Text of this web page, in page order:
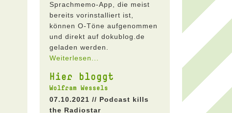
Sprachmemo-App, die meist
bereits vorinstalliert ist,
können O-Töne aufgenommen
und direkt auf dokublog.de
geladen werden.
Weiterlesen...
Hier bloggt
Wolfram Wessels
07.10.2021 // Podcast kills
the Radiostar